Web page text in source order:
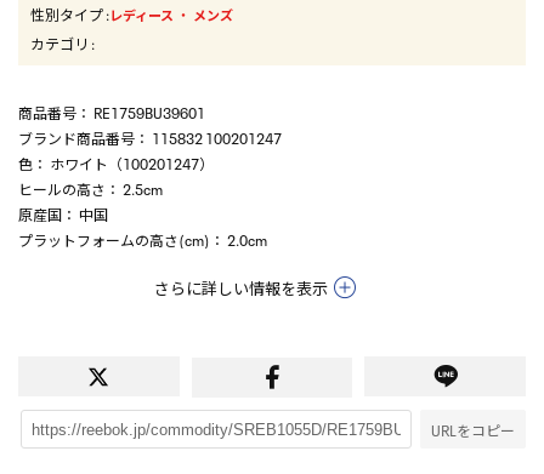
性別タイプ:レディース ・ メンズ
カテゴリ :
商品番号 ： RE1759BU39601
ブランド商品番号 ： 115832 100201247
色 ： ホワイト（100201247）
ヒールの高さ ： 2.5cm
原産国 ： 中国
プラットフォームの高さ(cm) ： 2.0cm
さらに詳しい情報を表示
URLをコピー